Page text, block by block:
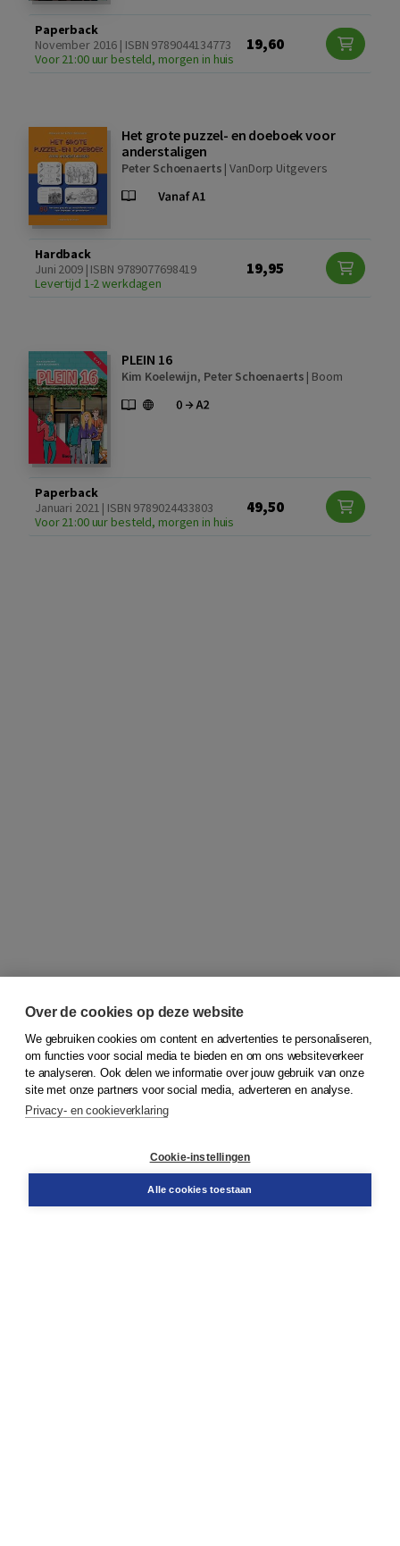
Paperback
November 2016 | ISBN 9789044134773
Voor 21:00 uur besteld, morgen in huis
19,60
Het grote puzzel- en doeboek voor
anderstaligen
Peter Schoenaerts |VanDorp Uitgevers
Hardback
Juni 2009 | ISBN 9789077698419
Levertijd 1-2 werkdagen
19,95
PLEIN 16
Kim Koelewijn, Peter Schoenaerts | Boom
Paperback
Januari 2021 | ISBN 9789024433803
Voor 21:00 uur besteld, morgen in huis
49,50
© 2026Koninklijke Boom uitgevers
Bestellen
Over de cookies op deze website
We gebruiken cookies om content en advertenties te personaliseren,
om functies voor social media te bieden en om ons websiteverkeer
te analyseren. Ook delen we informatie over jouw gebruik van onze
site met onze partners voor social media, adverteren en analyse.
Privacy- en cookieverklaring
Cookie-instellingen
Alle cookies toestaan